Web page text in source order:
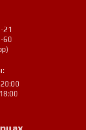
21
60